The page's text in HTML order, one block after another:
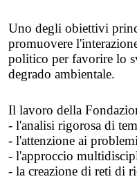
Uno degli obiettivi
promuovere
politico per favorire lo
degrado ambientale.
Il lavoro della
- l'analisi rigorosa di
- l'attenzione ai
- l'approccio
- la creazione di reti di